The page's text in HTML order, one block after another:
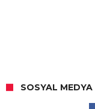
SOSYAL MEDYA